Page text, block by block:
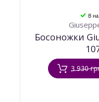
В
Босоножки
3 930